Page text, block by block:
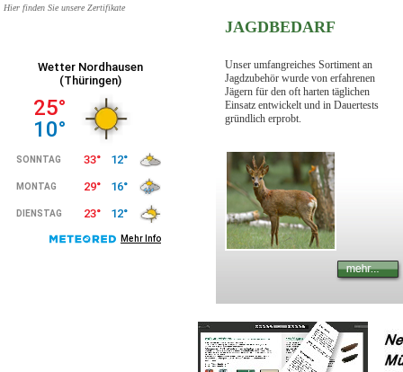
Hier finden Sie unsere Zertifikate
JAGDBEDARF
Unser umfangreiches Sortiment an
Jagdzubehör wurde von erfahrenen
Jägern für den oft harten täglichen
Einsatz entwickelt und in Dauertests
gründlich erprobt.